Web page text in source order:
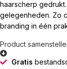
haarscherp
gelegenheden. Zo
branding in één
Product
Gratis